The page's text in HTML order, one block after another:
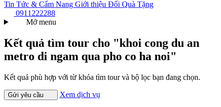
Tin Tức & Cẩm Nang Giới thiệu Đổi Quà Tặng
0911222288
Mở menu
Kết quả tìm tour cho "khoi cong du an
metro di ngam qua pho co ha noi"
Kết quả phù hợp với từ khóa tìm tour và bộ lọc bạn đang chọn.
Gửi yêu cầu Xem dịch vụ